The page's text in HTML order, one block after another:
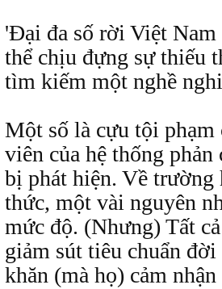
'Ðại đa số rời Việt
thể chịu đựng sự thiếu
tìm kiếm một nghề
Một số là cựu tội phạm
viên của hệ thống phản
bị phát hiện. Về trường
thức, một vài nguyên
mức độ. (Nhưng) Tất
giảm sút tiêu chuẩn
khăn (mà họ) cảm